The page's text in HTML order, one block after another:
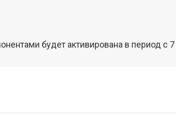
будет активирована в период с 7